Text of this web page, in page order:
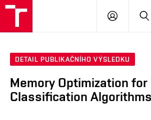
PŘIHLÁSIT
DETAIL PUBLIKAČNÍHO VÝSLEDKU
Memory Optimization for
Classification Algorithms